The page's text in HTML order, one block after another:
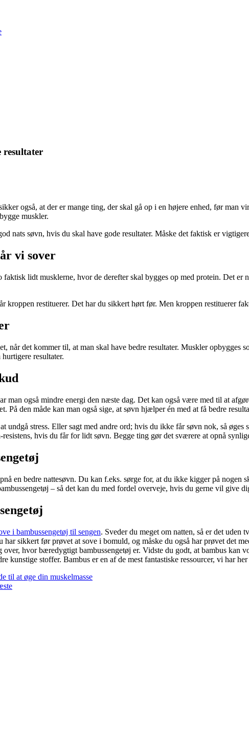
resultater
også, at der er mange ting, der skal gå op i en højere enhed, før man
muskler.
nats søvn, hvis du skal have gode resultater. Måske det faktisk er
vi sover
lidt musklerne, hvor de derefter skal bygges op med protein. Det
kroppen restituerer. Det har du sikkert hørt før. Men kroppen restituerer
når det kommer til, at man skal have bedre resultater. Muskler
resultater.
man også mindre energi den næste dag. Det kan også være med til at
På den måde kan man også sige, at søvn hjælper én med at få bedre
undgå stress. Eller sagt med andre ord; hvis du ikke får søvn nok, så
hvis du får for lidt søvn. Begge ting gør det sværere at opnå
en bedre nattesøvn. Du kan f.eks. sørge for, at du ikke kigger på
– så det kan du med fordel overveje, hvis du gerne vil give
i bambussengetøj til sengen. Sveder du meget om natten, så er det
har sikkert før prøvet at sove i bomuld, og måske du også har prøvet det
hvor bæredygtigt bambussengetøj er. Vidste du godt, at bambus kan
kunstige stoffer. Bambus er en af de mest fantastiske ressourcer, vi har
til at øge din muskelmasse